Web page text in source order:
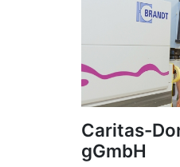
Caritas-
gGmbH